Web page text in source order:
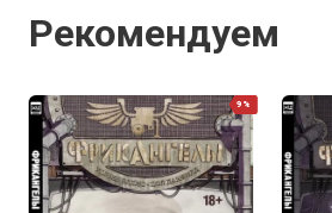
Рекомендуем
9%